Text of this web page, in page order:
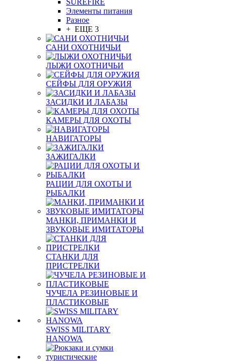
SUREFIRE
Элементы питания
Разное
+ ЕЩЕ 3
САНИ ОХОТНИЧЬИ
ЛЫЖИ ОХОТНИЧЬИ
СЕЙФЫ ДЛЯ ОРУЖИЯ
ЗАСИДКИ И ЛАБАЗЫ
КАМЕРЫ ДЛЯ ОХОТЫ
НАВИГАТОРЫ
ЗАЖИГАЛКИ
РАЦИИ ДЛЯ ОХОТЫ И
РЫБАЛКИ
МАНКИ, ПРИМАНКИ И
ЗВУКОВЫЕ ИМИТАТОРЫ
СТАНКИ ДЛЯ
ПРИСТРЕЛКИ
ЧУЧЕЛА РЕЗИНОВЫЕ И
ПЛАСТИКОВЫЕ
SWISS MILITARY
HANOWA